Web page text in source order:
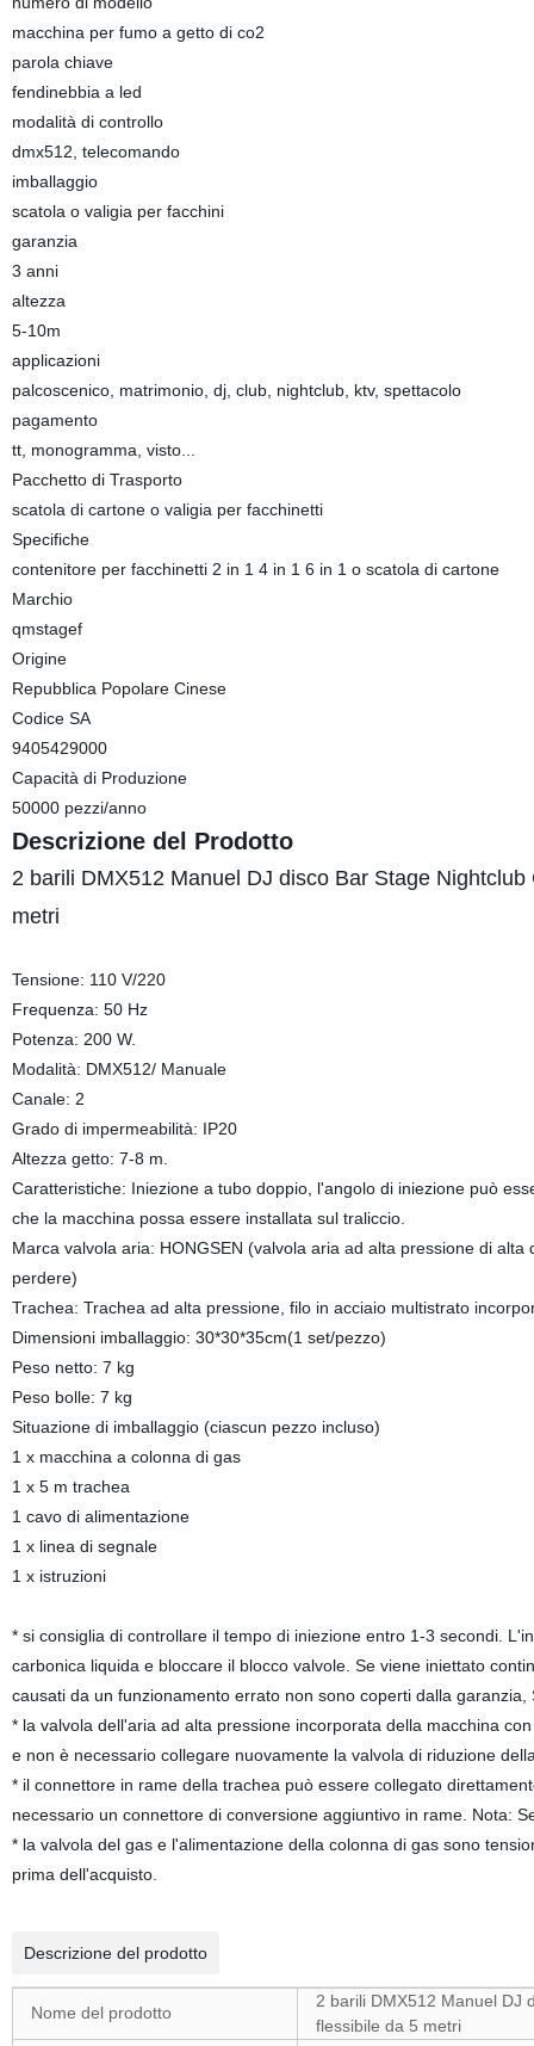
macchina per fumo a getto di co2
parola chiave
fendinebbia a led
modalità di controllo
dmx512, telecomando
imballaggio
scatola o valigia per facchini
garanzia
3 anni
altezza
5-10m
applicazioni
palcoscenico, matrimonio, dj, club, nightclub, ktv, spettacolo
pagamento
tt, monogramma, visto...
Pacchetto di Trasporto
scatola di cartone o valigia per facchinetti
Specifiche
contenitore per facchinetti 2 in 1 4 in 1 6 in 1 o scatola di cartone
Marchio
qmstagef
Origine
Repubblica Popolare Cinese
Codice SA
9405429000
Capacità di Produzione
50000 pezzi/anno
Descrizione del Prodotto
2 barili DMX512 Manuel DJ disco Bar Stage
metri
Tensione: 110 V/220
Frequenza: 50 Hz
Potenza: 200 W.
Modalità: DMX512/ Manuale
Canale: 2
Grado di impermeabilità: IP20
Altezza getto: 7-8 m.
Caratteristiche: Iniezione a tubo doppio, l'angolo di iniezione può
che la macchina possa essere installata sul traliccio.
Marca valvola aria: HONGSEN (valvola aria ad alta pressione di
perdere)
Trachea: Trachea ad alta pressione, filo in acciaio multistrato
Dimensioni imballaggio: 30*30*35cm(1 set/pezzo)
Peso netto: 7 kg
Peso bolle: 7 kg
Situazione di imballaggio (ciascun pezzo incluso)
1 x macchina a colonna di gas
1 x 5 m trachea
1 cavo di alimentazione
1 x linea di segnale
1 x istruzioni
* si consiglia di controllare il tempo di iniezione entro 1-3 secondi.
carbonica liquida e bloccare il blocco valvole. Se viene iniettato
causati da un funzionamento errato non sono coperti dalla garanzia,
* la valvola dell'aria ad alta pressione incorporata della macchina
e non è necessario collegare nuovamente la valvola di riduzione
* il connettore in rame della trachea può essere collegato
necessario un connettore di conversione aggiuntivo in rame. Nota:
* la valvola del gas e l'alimentazione della colonna di gas sono
prima dell'acquisto.
Descrizione del prodotto
Nome del prodotto
2 barili DMX512 Manuel DJ
flessibile da 5 metri